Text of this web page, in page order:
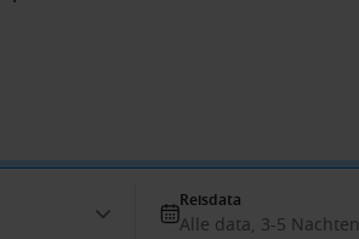
Reisdata
Alle data, 3-5 Nachten